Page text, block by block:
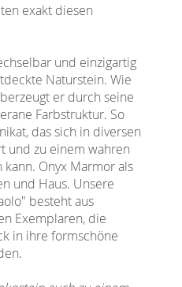
exakt diesen
und einzigartig
Naturstein. Wie
er durch seine
Farbstruktur. So
das sich in diversen
und zu einem wahren
Onyx Marmor als
und Haus. Unsere
besteht aus
Exemplaren, die
in ihre formschöne